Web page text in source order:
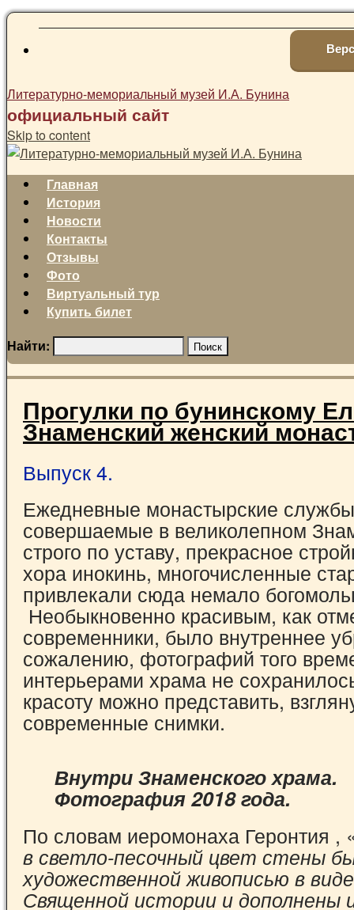
Литературно-мемориальный музей И.А. Бунина
официальный сайт
Skip to content
Главная
История
Новости
Контакты
Отзывы
Фото
Виртуальный тур
Купить билет
Найти:
Прогулки по бунинскому
Знаменский женский
Выпуск 4.
Ежедневные монастырские
совершаемые в великолепном
строго по уставу, прекрасное
хора инокинь, многочисленные
привлекали сюда немало
Необыкновенно красивым, как
современники, было внутреннее
сожалению, фотографий того
интерьерами храма не
красоту можно представить,
современные снимки.
Внутри Знаменского храма.
Фотография 2018 года.
По словам иеромонаха Геронтия ,
в светло-песочный цвет стены
художественной живописью в
Священной истории и дополнены